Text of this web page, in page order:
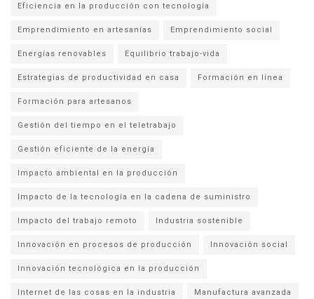
Eficiencia en la producción con tecnología
Emprendimiento en artesanías Emprendimiento social
Energías renovables Equilibrio trabajo-vida
Estrategias de productividad en casa Formación en línea
Formación para artesanos
Gestión del tiempo en el teletrabajo
Gestión eficiente de la energía
Impacto ambiental en la producción
Impacto de la tecnología en la cadena de suministro
Impacto del trabajo remoto Industria sostenible
Innovación en procesos de producción Innovación social
Innovación tecnológica en la producción
Internet de las cosas en la industria Manufactura avanzada